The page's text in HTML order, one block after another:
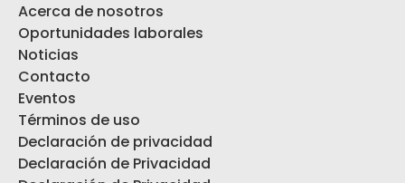
Acerca de nosotros
Oportunidades laborales
Noticias
Contacto
Eventos
Términos de uso
Declaración de privacidad
Declaración de Privacidad